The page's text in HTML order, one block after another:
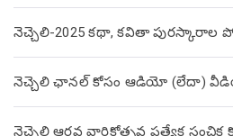
నెచ్చెలి-2025 కథా, కవితా పురస్కారాల
నెచ్చెలి ఛానల్ కోసం ఆడియో (లేదా)
నెచ్చెలి ఆరవ వార్షికోత్సవ ప్రత్యేక